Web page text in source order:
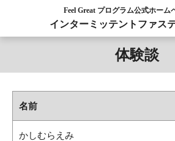
Feel Great プログラム公式ホーム
インターミッテントファス
体験談
名前
かしむらえみ